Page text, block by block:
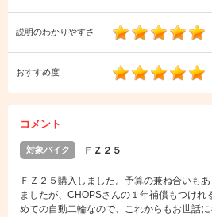
説明のわかりやすさ
おすすめ度
コメント
対象バイク ＦＺ２５
ＦＺ２５購入しました。予算の兼ね合いも
ましたが、CHOPSさんの１年補償もつけれ
めての自動二輪なので、これからもお世話